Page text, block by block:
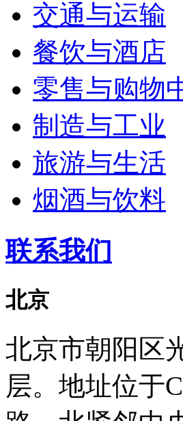
交通与运输
餐饮与酒店
零售与购物
制造与工业
旅游与生活
烟酒与饮料
联系我们
北京
北京市朝阳区
层。地址位于